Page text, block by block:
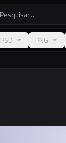
PSD PNG